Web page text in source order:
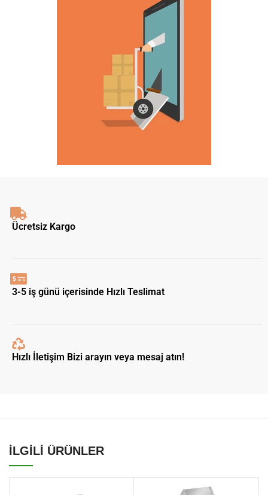
Ücretsiz Kargo
3-5 iş günü içerisinde Hızlı Teslimat
Hızlı İletişim Bizi arayın veya mesaj atın!
İLGİLİ ÜRÜNLER